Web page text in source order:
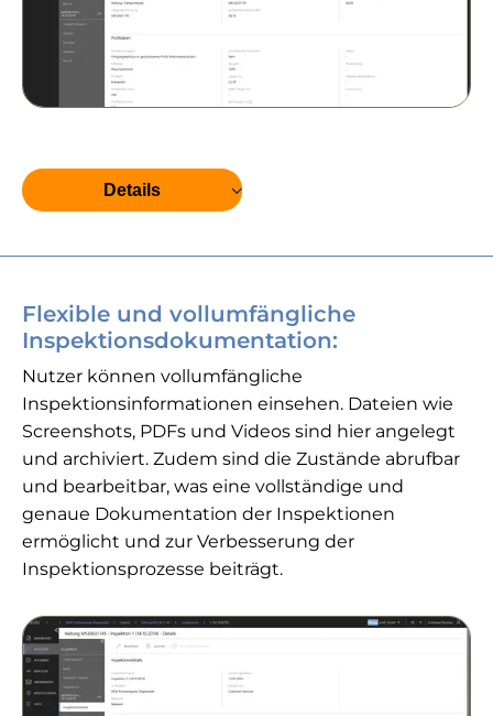
Details
Flexible und vollumfängliche
Inspektionsdokumentation:
Nutzer können vollumfängliche
Inspektionsinformationen einsehen. Dateien wie
Screenshots, PDFs und Videos sind hier angelegt
und archiviert. Zudem sind die Zustände abrufbar
und bearbeitbar, was eine vollständige und
genaue Dokumentation der Inspektionen
ermöglicht und zur Verbesserung der
Inspektionsprozesse beiträgt.